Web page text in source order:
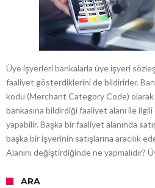
Üye işyerleri bankalarla üye işyeri
faaliyet gösterdiklerini de bildirirler.
kodu (Merchant Category Code)
bankasına bildirdiği faaliyet alanı ile
yapabilir. Başka bir faaliyet alanında
başka bir işyerinin satışlarına aracılık
Alanını değiştirdiğinde ne yapmalıdır?
ARA